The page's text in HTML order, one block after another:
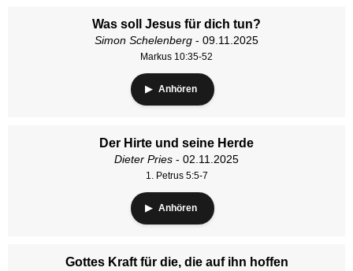
Was soll Jesus für dich tun?
Simon Schelenberg - 09.11.2025
Markus 10:35-52
Anhören
Der Hirte und seine Herde
Dieter Pries - 02.11.2025
1. Petrus 5:5-7
Anhören
Gottes Kraft für die, die auf ihn hoffen